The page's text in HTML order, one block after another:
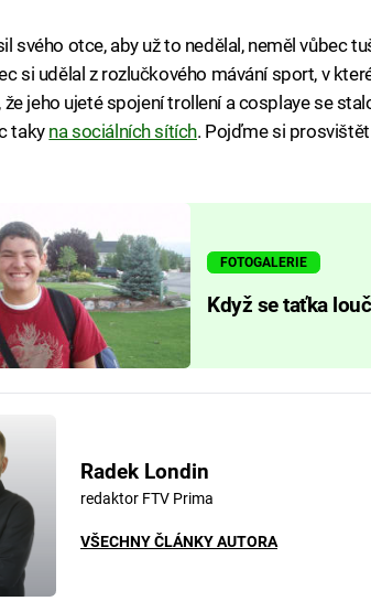
svého otce, aby už to nedělal, neměl vůbec
si udělal z rozlučkového mávání sport, v
že jeho ujeté spojení trollení a cosplaye se
taky na sociálních sítích. Pojďme si
FOTOGALERIE
Když se taťka
Radek Londin
redaktor FTV Prima
VŠECHNY ČLÁNKY AUTORA